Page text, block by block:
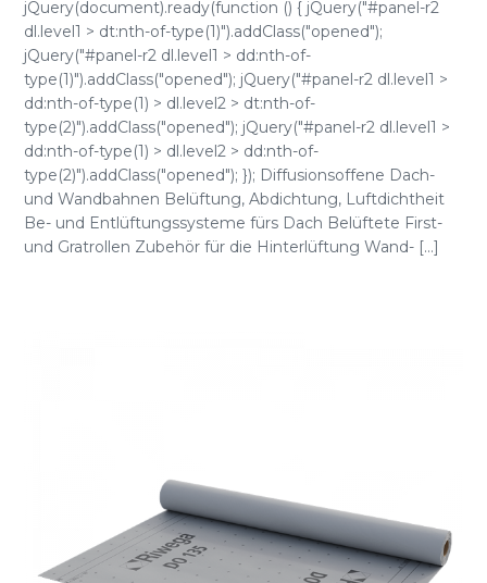
jQuery(document).ready(function () { jQuery("#panel-r2
dl.level1 > dt:nth-of-type(1)").addClass("opened");
jQuery("#panel-r2 dl.level1 > dd:nth-of-
type(1)").addClass("opened"); jQuery("#panel-r2 dl.level1 >
dd:nth-of-type(1) > dl.level2 > dt:nth-of-
type(2)").addClass("opened"); jQuery("#panel-r2 dl.level1 >
dd:nth-of-type(1) > dl.level2 > dd:nth-of-
type(2)").addClass("opened"); }); Diffusionsoffene Dach-
und Wandbahnen Belüftung, Abdichtung, Luftdichtheit
Be- und Entlüftungssysteme fürs Dach Belüftete First-
und Gratrollen Zubehör für die Hinterlüftung Wand- [...]